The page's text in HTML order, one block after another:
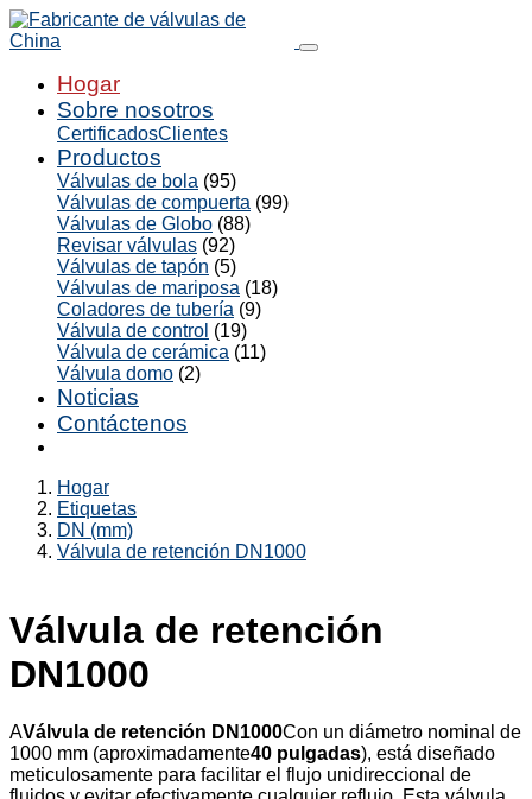
Hogar
Sobre nosotros
CertificadosClientes
Productos
Válvulas de bola (95)
Válvulas de compuerta (99)
Válvulas de Globo (88)
Revisar válvulas (92)
Válvulas de tapón (5)
Válvulas de mariposa (18)
Coladores de tubería (9)
Válvula de control (19)
Válvula de cerámica (11)
Válvula domo (2)
Noticias
Contáctenos
Hogar
Etiquetas
DN (mm)
Válvula de retención DN1000
Válvula de retención
DN1000
AVálvula de retención DN1000Con un diámetro nominal de
1000 mm (aproximadamente40 pulgadas), está diseñado
meticulosamente para facilitar el flujo unidireccional de